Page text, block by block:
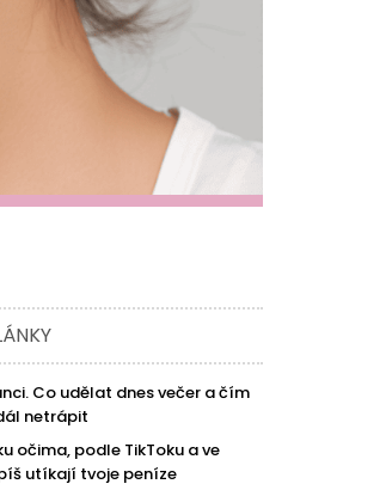
Co udělat dnes večer a čím
netrápit
očima, podle TikToku a ve
utíkají tvoje peníze